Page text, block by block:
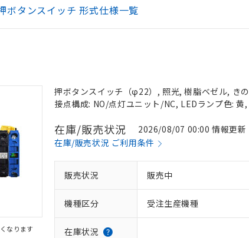
ボタンスイッチ 形式仕様一覧
なります
押ボタンスイッチ（φ22）, 照光, 樹脂ベゼル, き
接点構成: NO/点灯ユニット/NC, LEDランプ色: 黄
在庫/販売状況
2026/08/07 00:00 情報更新
在庫/販売状況 ご利用条件
販売状況 販売中
機種区分 受注生産機種
在庫状況